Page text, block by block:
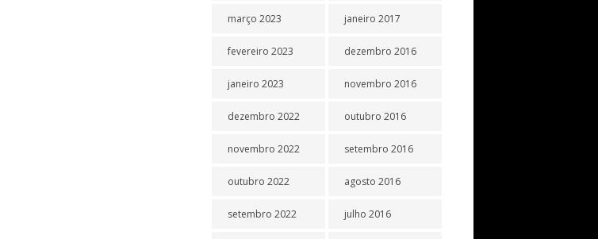
março 2023
fevereiro 2023
janeiro 2023
dezembro 2022
novembro 2022
outubro 2022
setembro 2022
janeiro 2017
dezembro 2016
novembro 2016
outubro 2016
setembro 2016
agosto 2016
julho 2016